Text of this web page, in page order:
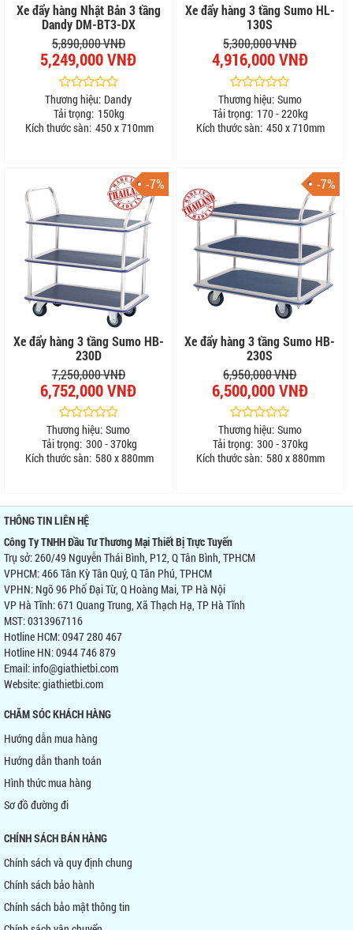
Xe đẩy hàng Nhật Bản 3 tầng
Dandy DM-BT3-DX
5,890,000 VNĐ
5,249,000 VNĐ
Thương hiệu: Dandy
Tải trọng: 150kg
Kích thước sàn: 450 x 710mm
Xe đẩy hàng 3 tầng Sumo HL-
130S
5,300,000 VNĐ
4,916,000 VNĐ
Thương hiệu: Sumo
Tải trọng: 170 - 220kg
Kích thước sàn: 450 x 710mm
-7%
Xe đẩy hàng 3 tầng Sumo HB-
230D
7,250,000 VNĐ
6,752,000 VNĐ
Thương hiệu: Sumo
Tải trọng: 300 - 370kg
Kích thước sàn: 580 x 880mm
-7%
Xe đẩy hàng 3 tầng Sumo HB-
230S
6,950,000 VNĐ
6,500,000 VNĐ
Thương hiệu: Sumo
Tải trọng: 300 - 370kg
Kích thước sàn: 580 x 880mm
THÔNG TIN LIÊN HỆ
Công Ty TNHH Đầu Tư Thương Mại Thiết Bị Trực Tuyến
Trụ sở: 260/49 Nguyễn Thái Bình, P12, Q Tân Bình, TPHCM
VPHCM: 466 Tân Kỳ Tân Quý, Q Tân Phú, TPHCM
VPHN: Ngõ 96 Phố Đại Từ, Q Hoàng Mai, TP Hà Nội
VP Hà Tĩnh: 671 Quang Trung, Xã Thạch Hạ, TP Hà Tĩnh
MST: 0313967116
Hotline HCM: 0947 280 467
Hotline HN: 0944 746 879
Email: info@giathietbi.com
Website:giathietbi.com
CHĂM SÓC KHÁCH HÀNG
Hướng dẫn mua hàng
Hướng dẫn thanh toán
Hình thức mua hàng
Sơ đồ đường đi
CHÍNH SÁCH BÁN HÀNG
Chính sách và quy định chung
Chính sách bảo hành
Chính sách bảo mật thông tin